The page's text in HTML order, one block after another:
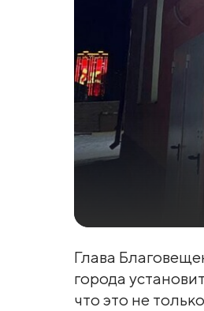
Глава
города
что это не